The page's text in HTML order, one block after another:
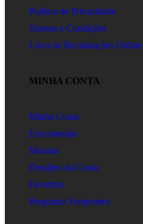
Política de Privacidade
Termos e Condições
Livro de Reclamações Online
MINHA CONTA
Minha Conta
Encomendas
Morada
Detalhes da Conta
Favoritos
Perguntas Frequentes